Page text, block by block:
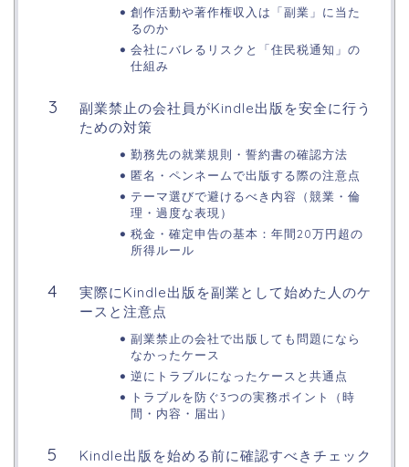
創作活動や著作権収入は「副業」に当た
るのか
会社にバレるリスクと「住民税通知」の
仕組み
副業禁止の会社員がKindle出版を安全に行う
ための対策
勤務先の就業規則・誓約書の確認方法
匿名・ペンネームで出版する際の注意点
テーマ選びで避けるべき内容（競業・倫
理・過度な表現）
税金・確定申告の基本：年間20万円超の
所得ルール
実際にKindle出版を副業として始めた人のケ
ースと注意点
副業禁止の会社で出版しても問題になら
なかったケース
逆にトラブルになったケースと共通点
トラブルを防ぐ3つの実務ポイント（時
間・内容・届出）
Kindle出版を始める前に確認すべきチェック